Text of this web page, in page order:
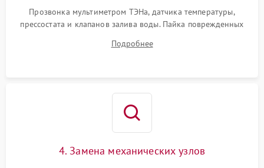
Прозвонка мультиметром ТЭНа, датчика температуры,
прессостата и клапанов залива воды. Пайка поврежденных
Восстановление целостности проводки и контактов.
Подробнее
4. Замена механических узлов